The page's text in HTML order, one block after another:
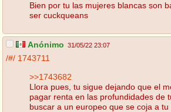
Bien por tu las mujeres blancas son
ser cuckqueans
Anónimo 31/05/22 23:07
/#/ 1743711
>>1743682
Llora pues, tu sigue dejando que el
pagar renta en las profundidades de
buscar a un europeo que se coja a tu